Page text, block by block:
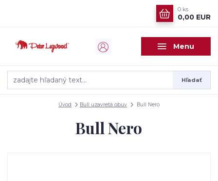
Menu
Hľadať
0 ks
0,00 EUR
Úvod Bull uzavretá obuv Bull Nero
Bull Nero